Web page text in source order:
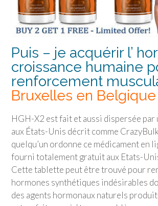
Puis – je acquérir l’
croissance humaine
renforcement
Bruxelles en Belgique
HGH-X2 est fait et aussi dispersée
aux États-Unis décrit comme
quelqu’un ordonne ce médicament en
fourni totalement gratuit aux Etats-
Cette tablette peut être trouvé pour
hormones synthétiques indésirables
des agents hormonaux naturels